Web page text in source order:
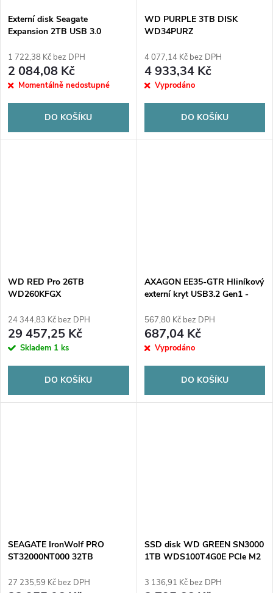
Externí disk Seagate
Expansion 2TB USB 3.0
1 722,38 Kč bez DPH
2 084,08 Kč
Momentálně nedostupné
DO KOŠÍKU
WD PURPLE 3TB DISK
WD34PURZ
4 077,14 Kč bez DPH
4 933,34 Kč
Vyprodáno
DO KOŠÍKU
WD RED Pro 26TB
WD260KFGX
24 344,83 Kč bez DPH
29 457,25 Kč
Skladem 1 ks
DO KOŠÍKU
AXAGON EE35-GTR Hliníkový
externí kryt USB3.2 Gen1 -
567,80 Kč bez DPH
687,04 Kč
Vyprodáno
DO KOŠÍKU
SEAGATE IronWolf PRO
ST32000NT000 32TB
27 235,59 Kč bez DPH
SSD disk WD GREEN SN3000
1TB WDS100T4G0E PCIe M2
3 136,91 Kč bez DPH